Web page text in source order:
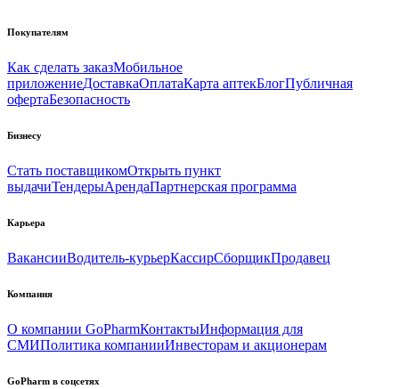
Покупателям
Как сделать заказМобильное
приложениеДоставкаОплатаКарта аптекБлогПубличная
офертаБезопасность
Бизнесу
Стать поставщикомОткрыть пункт
выдачиТендерыАрендаПартнерская программа
Карьера
ВакансииВодитель-курьерКассирСборщикПродавец
Компания
О компании GoPharmКонтактыИнформация для
СМИПолитика компанииИнвесторам и акционерам
GoPharm в соцсетях